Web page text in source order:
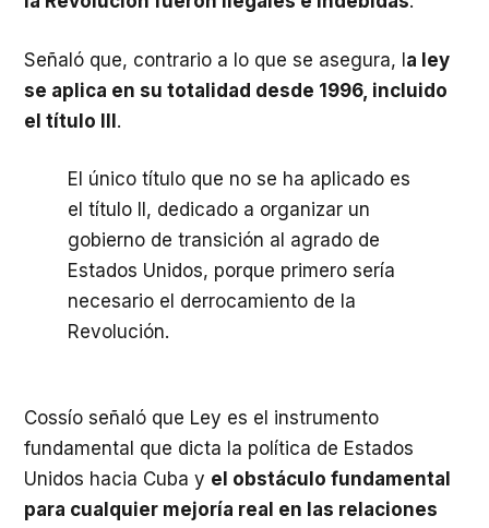
Señaló que, contrario a lo que se asegura, la ley
se aplica en su totalidad desde 1996, incluido
el título III.
El único título que no se ha aplicado es
el título II, dedicado a organizar un
gobierno de transición al agrado de
Estados Unidos, porque primero sería
necesario el derrocamiento de la
Revolución.
Cossío señaló que Ley es el instrumento
fundamental que dicta la política de Estados
Unidos hacia Cuba y el obstáculo fundamental
para cualquier mejoría real en las relaciones